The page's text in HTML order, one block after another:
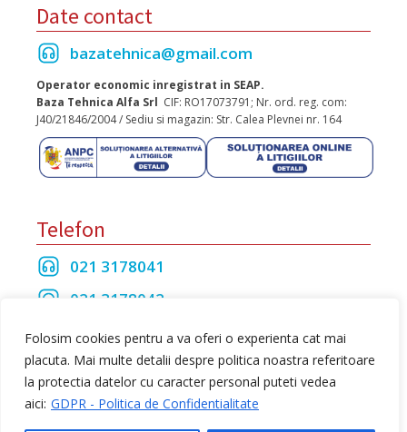
Folosim cookies pentru a va oferi o experienta cat mai
placuta. Mai multe detalii despre politica noastra referitoare
la protectia datelor cu caracter personal puteti vedea
aici: GDPR - Politica de Confidentialitate
Date contact
bazatehnica@gmail.com
Operator economic inregistrat in SEAP.
Baza Tehnica Alfa Srl CIF: RO17073791; Nr. ord. reg. com:
J40/21846/2004 / Sediu si magazin: Str. Calea Plevnei nr. 164
Telefon
021 3178041
021 3178042
021 3175208
Toate drepturile rezervate Baza Tehnica Alfa S.R.L